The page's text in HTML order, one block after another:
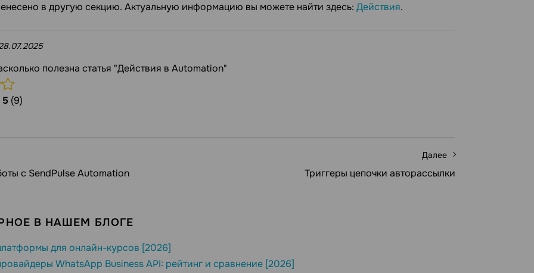
в другую секцию. Актуальную информацию вы можете найти здесь: Действия.
полезна статья "Действия в Automation"
5 (9)
с SendPulse Automation
Далее
Триггеры цепочки авторассылки
В НАШЕМ БЛОГЕ
для онлайн-курсов [2026]
WhatsApp Business API: рейтинг и сравнение [2026]